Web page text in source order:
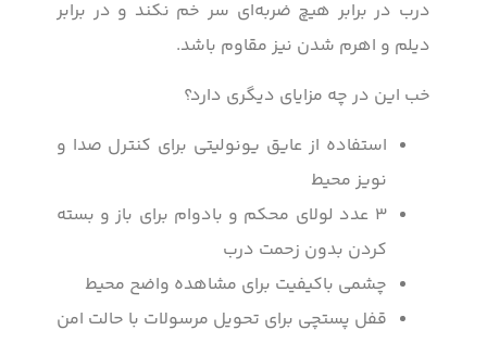
درب در برابر هیچ ضربه‌ای سر خم نکند و در برابر
دیلم و اهرم شدن نیز مقاوم باشد.
خب این در چه مزایای دیگری دارد؟
استفاده از عایق یونولیتی برای کنترل صدا و
نویز محیط
۳ عدد لولای محکم و بادوام برای باز و بسته
کردن بدون زحمت درب
چشمی باکیفیت برای مشاهده واضح محیط
قفل پستچی برای تحویل مرسولات با حالت امن